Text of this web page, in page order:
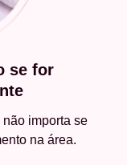
se for
importa se
na área.